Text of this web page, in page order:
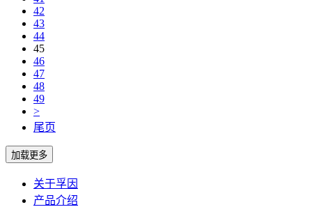
42
43
44
45
46
47
48
49
>
尾页
关于孚因
产品介绍